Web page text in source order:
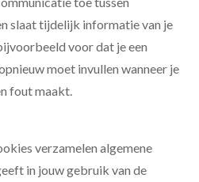
slaat tijdelijk informatie van je
voor dat je een
moet invullen wanneer je
fout maakt.
verzamelen algemene
in jouw gebruik van de